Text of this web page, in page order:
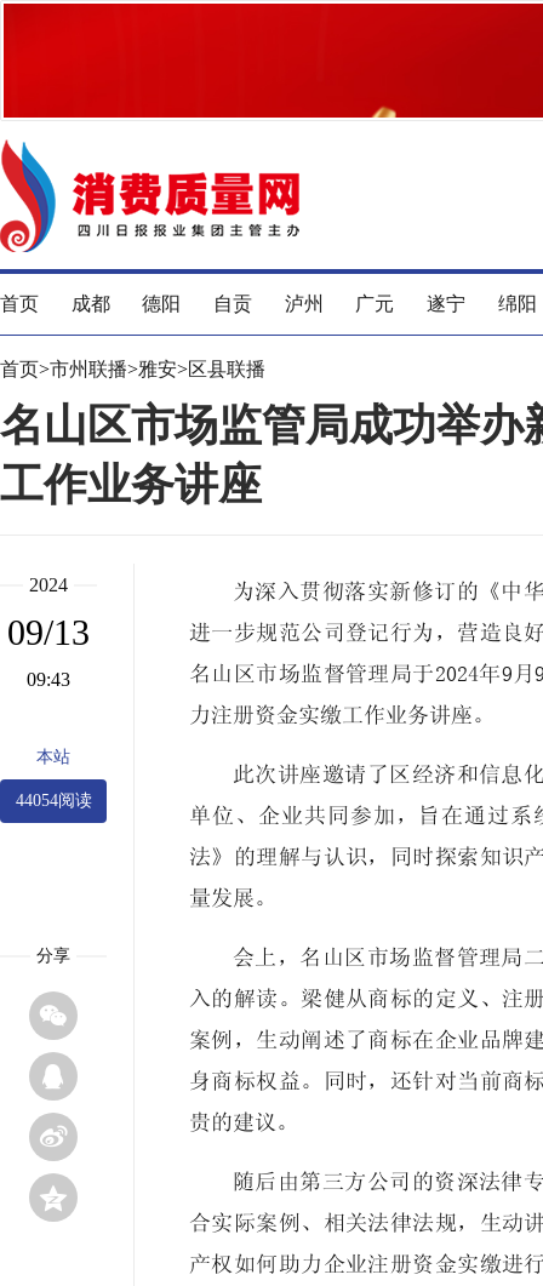
首页 成都 德阳 自贡 泸州 广元 遂宁 绵阳
首页>市州联播>雅安>区县联播
名山区市场监管局成功举
工作业务讲座
2024
09/13
09:43
本站
44054阅读
分享




为深入贯彻落实新修订的《中
进一步规范公司登记行为，营造良
名山区市场监督管理局于2024年9
力注册资金实缴工作业务讲座。
此次讲座邀请了区经济和信息
单位、企业共同参加，旨在通过
法》的理解与认识，同时探索知识
量发展。
会上，名山区市场监督管理局
入的解读。梁健从商标的定义、注
案例，生动阐述了商标在企业品牌
身商标权益。同时，还针对当前商
贵的建议。
随后由第三方公司的资深法律
合实际案例、相关法律法规，生动
产权如何助力企业注册资金实缴进